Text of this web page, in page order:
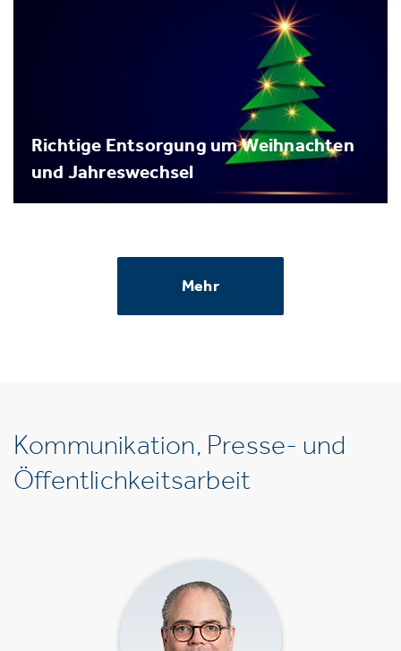
Richtige Entsorgung um Weihnachten
und Jahreswechsel
Mehr
Kommunikation, Presse- und
Öffentlichkeitsarbeit